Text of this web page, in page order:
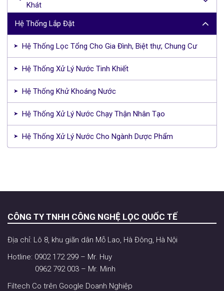
Khát
Hệ Thống Lắp Đặt
Hệ Thống Lọc Tổng Cho Gia Đình, Biệt thự, Chung Cư
Hệ Thống Xử Lý Nước Tinh Khiết
Hệ Thống Khử Khoáng Nước
Hệ Thống Xử Lý Nước Chạy Thận Nhân Tạo
Hệ Thống Xử Lý Nước Cho Ngành Dược Phẩm
CÔNG TY TNHH CÔNG NGHỆ LỌC QUỐC TẾ
Địa chỉ: Lô 8, khu giãn dân Mỗ Lao, Hà Đông, Hà Nội
Hotline: 0902 172 299 – Mr. Huy
0962 792 003 – Mr. Minh
Filtech Co trên Google Doanh Nghiệp